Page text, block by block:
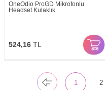
OneOdio ProGD Mikrofonlu
Headset Kulaklık
524,16 TL
1 2